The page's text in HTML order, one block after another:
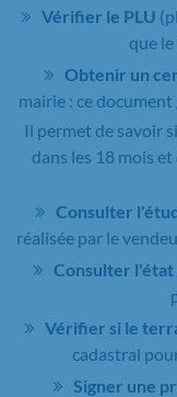
Vérifier le PLU
que
Obtenir un
mairie : ce
Il permet de savoir
dans les 18 mois
Consulter
réalisée par le
Consulter l'état
Vérifier si le
cadastral
Signer une